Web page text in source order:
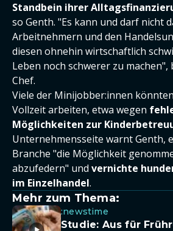
Standbein ihrer
so Genth. "Es kann und darf nicht
Arbeitnehmern und den
diesen ohnehin wirtschaftlich
Leben noch schwerer zu machen",
Chef.
Viele der Minijobber:innen
Vollzeit arbeiten, etwa wegen
Möglichkeiten zur
Unternehmensseite warnt Genth,
Branche "die Möglichkeit
abzufedern" und vernichte
im Einzelhandel.
Mehr zum Thema:
:newstime
Studie: Aus für